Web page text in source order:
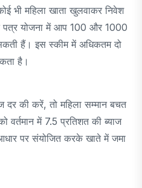
भी महिला खाता खुलवाकर निवेश
पत्र योजना में आप 100 और 1000
हैं। इस स्कीम में अधिकतम दो
है।
दर की करें, तो महिला सम्मान बचत
में 7.5 प्रतिशत की ब्याज
पर संयोजित करके खाते में जमा